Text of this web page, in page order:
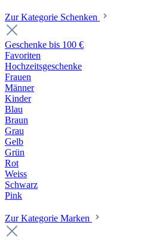
Zur Kategorie Schenken
Geschenke bis 100 €
Favoriten
Hochzeitsgeschenke
Frauen
Männer
Kinder
Blau
Braun
Grau
Gelb
Grün
Rot
Weiss
Schwarz
Pink
Zur Kategorie Marken